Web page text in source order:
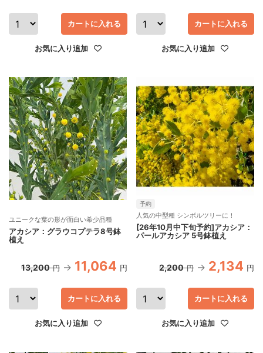
お気に入り追加
カートに入れる
お気に入り追加
カートに入れる
ユニークな葉の形が面白い希少品種
アカシア：グラウコプテラ8号鉢
植え
13,200 円 11,064 円
お気に入り追加
カートに入れる
予約
人気の中型種 シンボルツリーに！
[26年10月中下旬予約]アカシア：
パールアカシア 5号鉢植え
2,200 円 2,134 円
お気に入り追加
カートに入れる